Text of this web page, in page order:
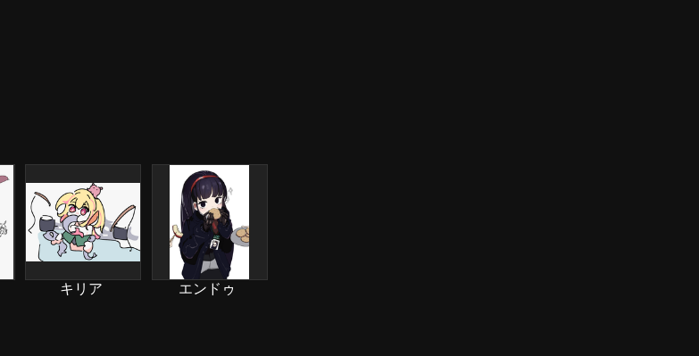
キリア エンドゥ